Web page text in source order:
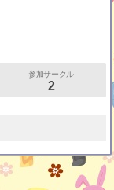
参加サークル
2